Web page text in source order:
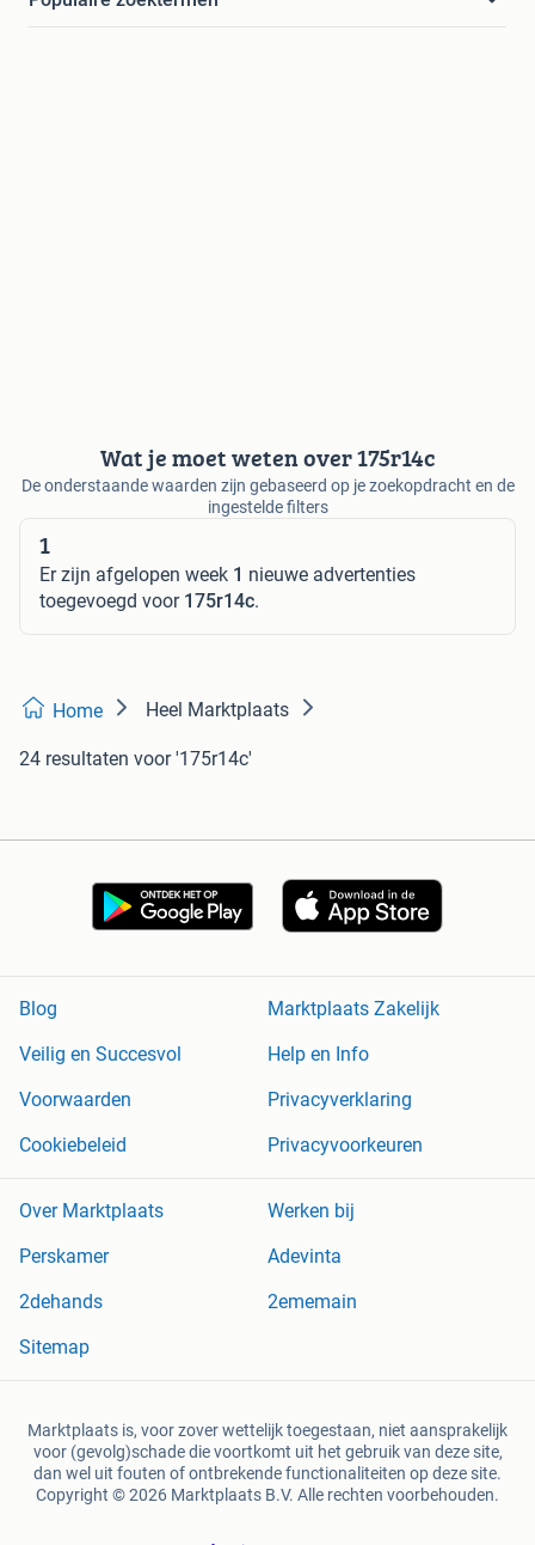
Wat je moet weten over 175r14c
De onderstaande waarden zijn gebaseerd op je zoekopdracht en de
ingestelde filters
1
Er zijn afgelopen week 1 nieuwe advertenties
toegevoegd voor 175r14c.
Home Heel Marktplaats
24 resultaten voor '175r14c'
Blog
Marktplaats Zakelijk
Veilig en Succesvol
Help en Info
Voorwaarden
Privacyverklaring
Cookiebeleid
Privacyvoorkeuren
Over Marktplaats
Werken bij
Perskamer
Adevinta
2dehands
2ememain
Sitemap
Marktplaats is, voor zover wettelijk toegestaan, niet aansprakelijk
voor (gevolg)schade die voortkomt uit het gebruik van deze site,
dan wel uit fouten of ontbrekende functionaliteiten op deze site.
Copyright © 2026 Marktplaats B.V. Alle rechten voorbehouden.